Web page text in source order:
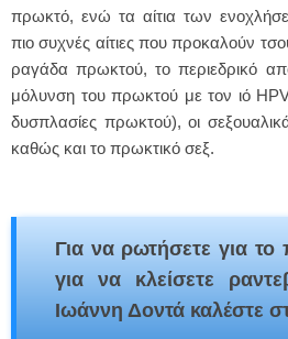
πρωκτό, ενώ τα αίτια των
πιο συχνές αίτιες που προκαλούν
ραγάδα πρωκτού, το περιεδρικό
μόλυνση του πρωκτού με τον ιό
δυσπλασίες πρωκτού), οι
καθώς και το πρωκτικό σεξ.
Για να ρωτήσετε για
για να κλείσετε
Ιωάννη Δοντά καλέστε